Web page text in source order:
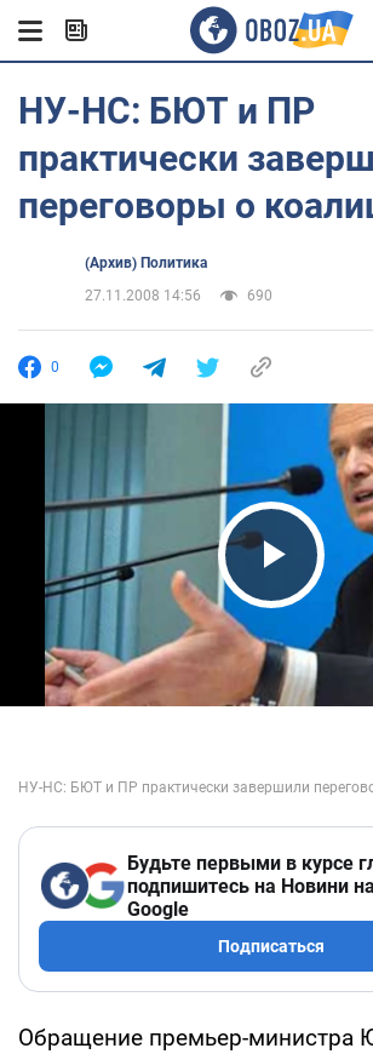
НУ-НС: БЮТ и ПР
практически
переговоры о
(Архив) Политика
27.11.2008 14:56
690
0
Play
Будьте первыми в курсе
подпишитесь на Новини
Google
Подписаться
Обращение премьер-министра